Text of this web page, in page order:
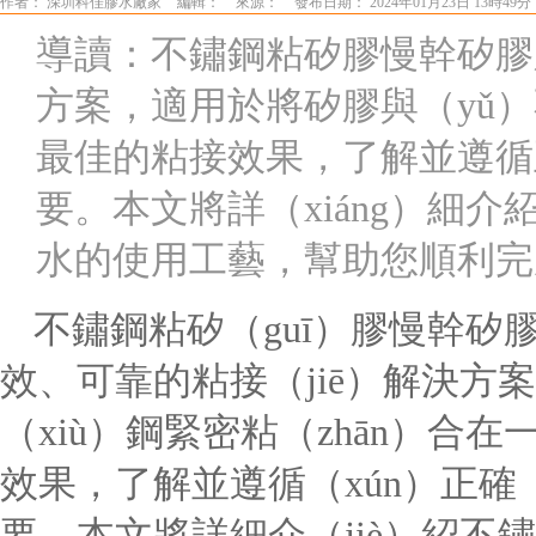
導讀：不鏽鋼粘矽膠慢幹矽
方案，適用於將矽膠與（yǔ
最佳的粘接效果，了解並遵
要。本文將詳（xiáng）細介
水的使用工藝，幫助您順利
不鏽鋼粘矽（guī）膠慢幹矽
效、可靠的粘接（jiē）解決方
（xiù）鋼緊密粘（zhān）合
效果，了解並遵循（xún）正確